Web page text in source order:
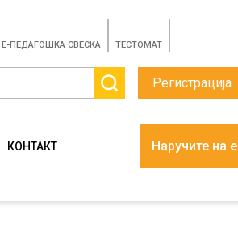
Е-ПЕДАГОШКА СВЕСКА TЕСТОМАТ
Регистрација
КОНТАКТ Наручите на